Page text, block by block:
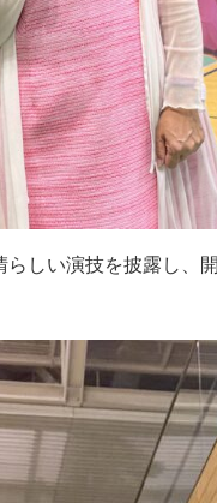
しい演技を披露し、